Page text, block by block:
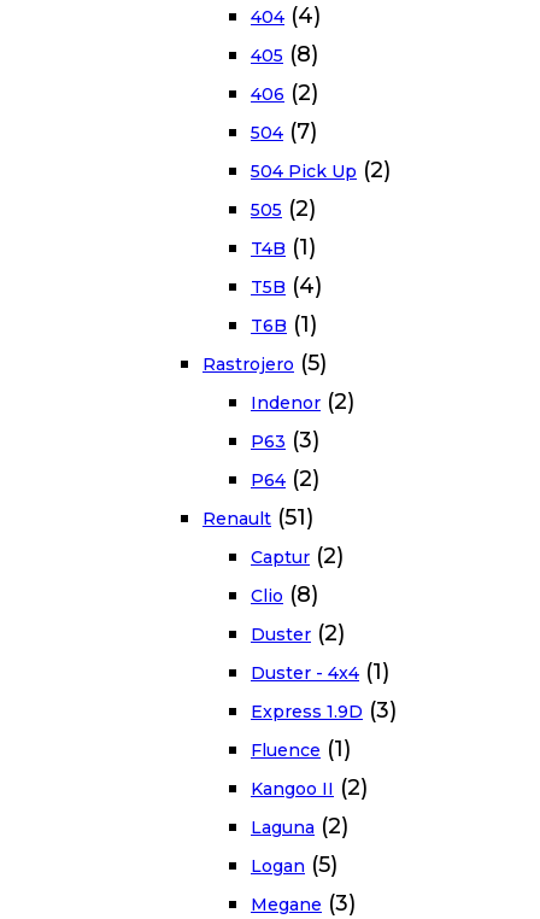
404 (4)
405 (8)
406 (2)
504 (7)
504 Pick Up (2)
505 (2)
T4B (1)
T5B (4)
T6B (1)
Rastrojero (5)
Indenor (2)
P63 (3)
P64 (2)
Renault (51)
Captur (2)
Clio (8)
Duster (2)
Duster - 4x4 (1)
Express 1.9D (3)
Fluence (1)
Kangoo II (2)
Laguna (2)
Logan (5)
Megane (3)